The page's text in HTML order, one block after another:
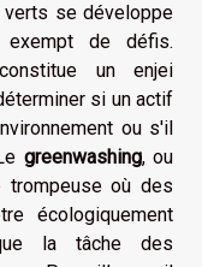
se développe
de défis.
un enjei
si un actif
ou s'il
greenwashing, ou
trompeuse où des
écologiquement
la tâche des